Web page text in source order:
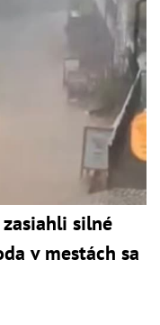
zasiahli silné
v mestách sa